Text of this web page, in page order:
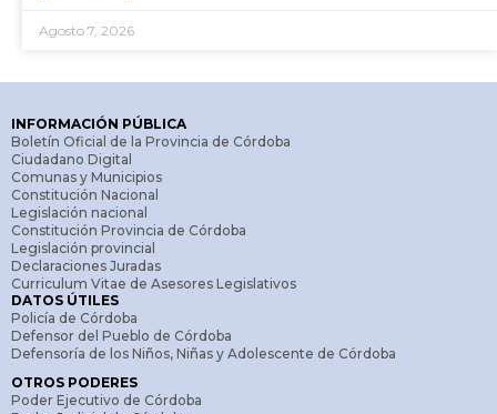
Agosto 7, 2026
INFORMACIÓN PÚBLICA
Boletín Oficial de la Provincia de Córdoba
Ciudadano Digital
Comunas y Municipios
Constitución Nacional
Legislación nacional
Constitución Provincia de Córdoba
Legislación provincial
Declaraciones Juradas
Curriculum Vitae de Asesores Legislativos
DATOS ÚTILES
Policía de Córdoba
Defensor del Pueblo de Córdoba
Defensoría de los Niños, Niñas y Adolescente de Córdoba
OTROS PODERES
Poder Ejecutivo de Córdoba